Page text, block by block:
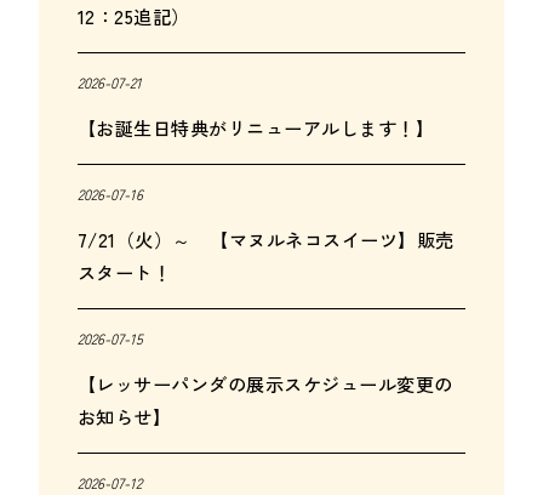
12：25追記）
2026-07-21
【お誕生日特典がリニューアルします！】
2026-07-16
7/21（火）～ 【マヌルネコスイーツ】販売
スタート！
2026-07-15
【レッサーパンダの展示スケジュール変更の
お知らせ】
2026-07-12